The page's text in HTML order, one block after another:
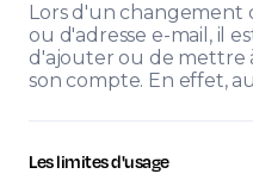
Lors d'un
ou d'adresse e-mail, il
d'ajouter ou de mettre
son compte. En effet,
Les limites d'usage